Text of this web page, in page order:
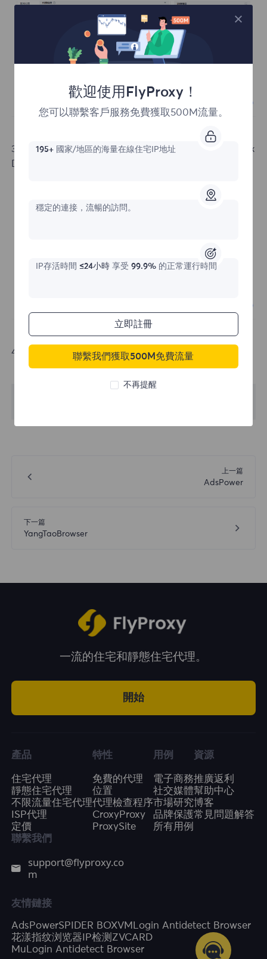
3.Click Check Proxy, confirm successful connection, click
4.Click Open to view the proxy.
上一篇
AdsPower
下一篇
YangTaoBrowser
一流的住宅和靜態住宅代理。
開始
產品
住宅代理
靜態住宅代理
不限流量住宅代理
ISP代理
定價
特性
免費的代理
位置
代理檢查程序
CroxyProxy
ProxySite
用例
電子商務
社交媒體
市場研究
品牌保護
所有用例
資源
推廣返利
幫助中心
博客
常見問題解答
聯繫我們
support@flyproxy.co
m
友情鏈接
AdsPowerSPIDER BOXVMLogin Antidetect Browser
花漾指纹浏览器IP检测ZVCARD
MuLogin Antidetect Browser
歡迎使用FlyProxy！
您可以聯繫客戶服務免費獲取500M流量。
195+國家/地區的海量在線住宅IP地址
穩定的連接，流暢的訪問。
IP存活時間 ≤24小時享受 99.9%的正常運行時間
立即註冊
聯繫我們獲取500M免費流量
不再提醒